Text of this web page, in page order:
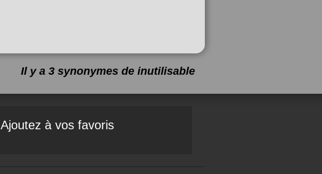
Il y a 3 synonymes de inutilisable
Ajoutez à vos favoris